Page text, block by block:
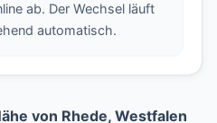
ab. Der Wechsel läuft
automatisch.
von Rhede, Westfalen